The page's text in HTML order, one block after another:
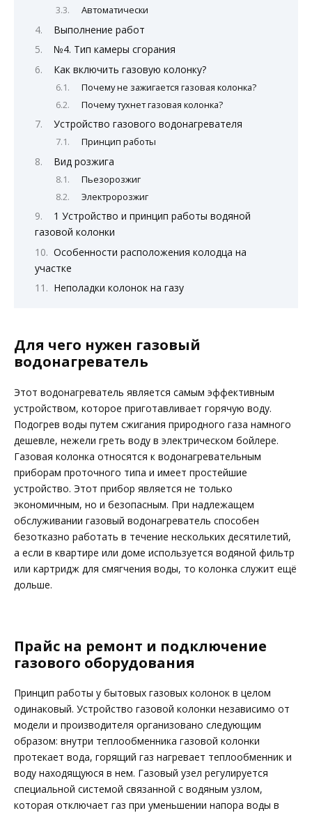
Автоматически
Выполнение работ
№4. Тип камеры сгорания
Как включить газовую колонку?
Почему не зажигается газовая колонка?
Почему тухнет газовая колонка?
Устройство газового водонагревателя
Принцип работы
Вид розжига
Пьезорозжиг
Электророзжиг
1 Устройство и принцип работы водяной
газовой колонки
Особенности расположения колодца на
участке
Неполадки колонок на газу
Для чего нужен газовый
водонагреватель
Этот водонагреватель является самым эффективным
устройством, которое приготавливает горячую воду.
Подогрев воды путем сжигания природного газа намного
дешевле, нежели греть воду в электрическом бойлере.
Газовая колонка относятся к водонагревательным
приборам проточного типа и имеет простейшие
устройство. Этот прибор является не только
экономичным, но и безопасным. При надлежащем
обслуживании газовый водонагреватель способен
безотказно работать в течение нескольких десятилетий,
а если в квартире или доме используется водяной фильтр
или картридж для смягчения воды, то колонка служит ещё
дольше.
Прайс на ремонт и подключение
газового оборудования
Принцип работы у бытовых газовых колонок в целом
одинаковый. Устройство газовой колонки независимо от
модели и производителя организовано следующим
образом: внутри теплообменника газовой колонки
протекает вода, горящий газ нагревает теплообменник и
воду находящуюся в нем. Газовый узел регулируется
специальной системой связанной с водяным узлом,
которая отключает газ при уменьшении напора воды в